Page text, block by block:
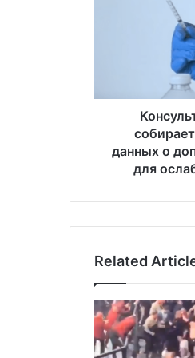
а
п
п
а
Ц
З
данных о
для
Related